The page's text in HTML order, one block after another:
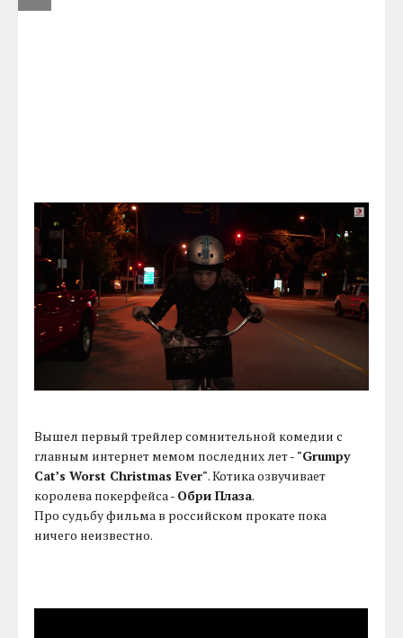
Вышел первый трейлер сомнительной комедии с
главным интернет мемом последних лет - "Grumpy
Cat’s Worst Christmas Ever". Котика озвучивает
королева покерфейса - Обри Плаза.
Про судьбу фильма в российском прокате пока
ничего неизвестно.